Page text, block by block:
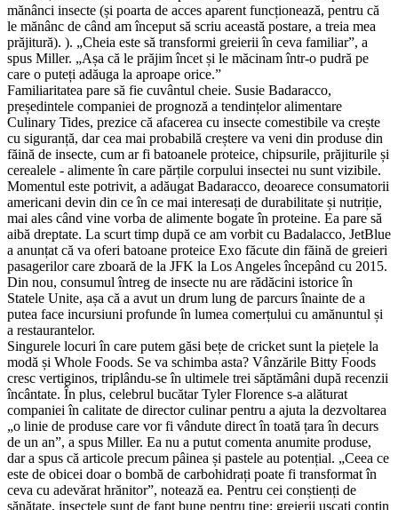
mănânci insecte (și poarta de acces aparent funcționează, pentru că
le mănânc de când am început să scriu această postare, a treia mea
prăjitură). ). „Cheia este să transformi greierii în ceva familiar”, a
spus Miller. „Așa că le prăjim încet și le măcinam într-o pudră pe
care o puteți adăuga la aproape orice.”
Familiaritatea pare să fie cuvântul cheie. Susie Badaracco,
președintele companiei de prognoză a tendințelor alimentare
Culinary Tides, prezice că afacerea cu insecte comestibile va crește
cu siguranță, dar cea mai probabilă creștere va veni din produse din
făină de insecte, cum ar fi batoanele proteice, chipsurile, prăjiturile și
cerealele - alimente în care părțile corpului insectei nu sunt vizibile.
Momentul este potrivit, a adăugat Badaracco, deoarece consumatorii
americani devin din ce în ce mai interesați de durabilitate și nutriție,
mai ales când vine vorba de alimente bogate în proteine. Ea pare să
aibă dreptate. La scurt timp după ce am vorbit cu Badalacco, JetBlue
a anunțat că va oferi batoane proteice Exo făcute din făină de greieri
pasagerilor care zboară de la JFK la Los Angeles începând cu 2015.
Din nou, consumul întreg de insecte nu are rădăcini istorice în
Statele Unite, așa că a avut un drum lung de parcurs înainte de a
putea face incursiuni profunde în lumea comerțului cu amănuntul și
a restaurantelor.
Singurele locuri în care putem găsi bețe de cricket sunt la piețele la
modă și Whole Foods. Se va schimba asta? Vânzările Bitty Foods
cresc vertiginos, triplându-se în ultimele trei săptămâni după recenzii
încântate. În plus, celebrul bucătar Tyler Florence s-a alăturat
companiei în calitate de director culinar pentru a ajuta la dezvoltarea
„o linie de produse care vor fi vândute direct în toată țara în decurs
de un an”, a spus Miller. Ea nu a putut comenta anumite produse,
dar a spus că articole precum pâinea și pastele au potențial. „Ceea ce
este de obicei doar o bombă de carbohidrați poate fi transformat în
ceva cu adevărat hrănitor”, notează ea. Pentru cei conștienți de
sănătate, insectele sunt de fapt bune pentru tine: greierii uscati conțin